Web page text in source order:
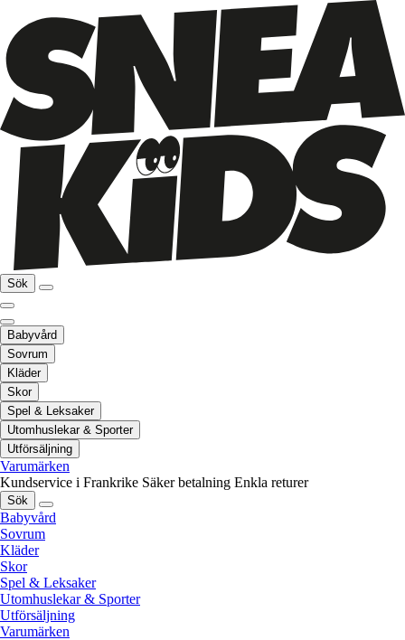
Sök
Babyvård
Sovrum
Kläder
Skor
Spel & Leksaker
Utomhuslekar & Sporter
Utförsäljning
Varumärken
Kundservice i Frankrike Säker betalning Enkla returer
Sök
Babyvård
Sovrum
Kläder
Skor
Spel & Leksaker
Utomhuslekar & Sporter
Utförsäljning
Varumärken